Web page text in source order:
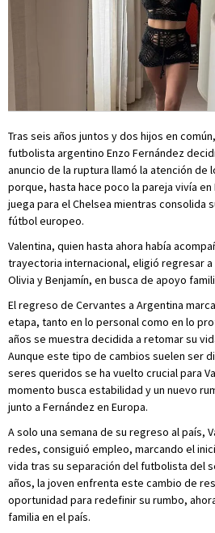
Tras seis años juntos y dos hijos en
futbolista argentino Enzo Fernández
anuncio de la ruptura llamó la atención
porque, hasta hace poco la pareja vivía
juega para el Chelsea mientras consolida
fútbol europeo.
Valentina, quien hasta ahora había
trayectoria internacional, eligió regresar a
Olivia y Benjamín, en busca de apoyo
El regreso de Cervantes a Argentina
etapa, tanto en lo personal como en lo
años se muestra decidida a retomar su
Aunque este tipo de cambios suelen ser
seres queridos se ha vuelto crucial para
momento busca estabilidad y un nuevo
junto a Fernández en Europa.
A solo una semana de su regreso al país,
redes, consiguió empleo, marcando el
vida tras su separación del futbolista del
años, la joven enfrenta este cambio de
oportunidad para redefinir su rumbo,
familia en el país.